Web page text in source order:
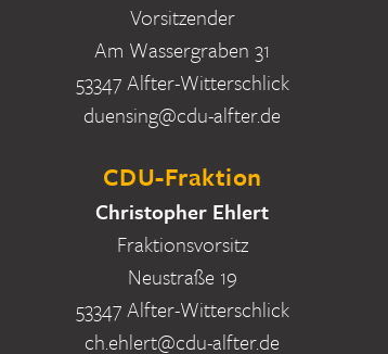
Vorsitzender
Am Wassergraben 31
53347 Alfter-Witterschlick
duensing@cdu-alfter.de
CDU-Fraktion
Christopher Ehlert
Fraktionsvorsitz
Neustraße 19
53347 Alfter-Witterschlick
ch.ehlert@cdu-alfter.de